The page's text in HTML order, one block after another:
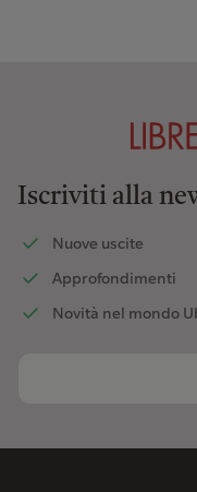
Iscriviti alla
Nuove uscite
Approfondimenti
Novità nel mondo